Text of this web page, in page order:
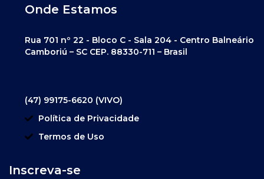
Onde Estamos
Rua 701 nº 22 - Bloco C - Sala 204 - Centro Balneário
Camboriú – SC CEP. 88330-711 – Brasil
(47) 99175-6620 (VIVO)
Política de Privacidade
Termos de Uso
Inscreva-se